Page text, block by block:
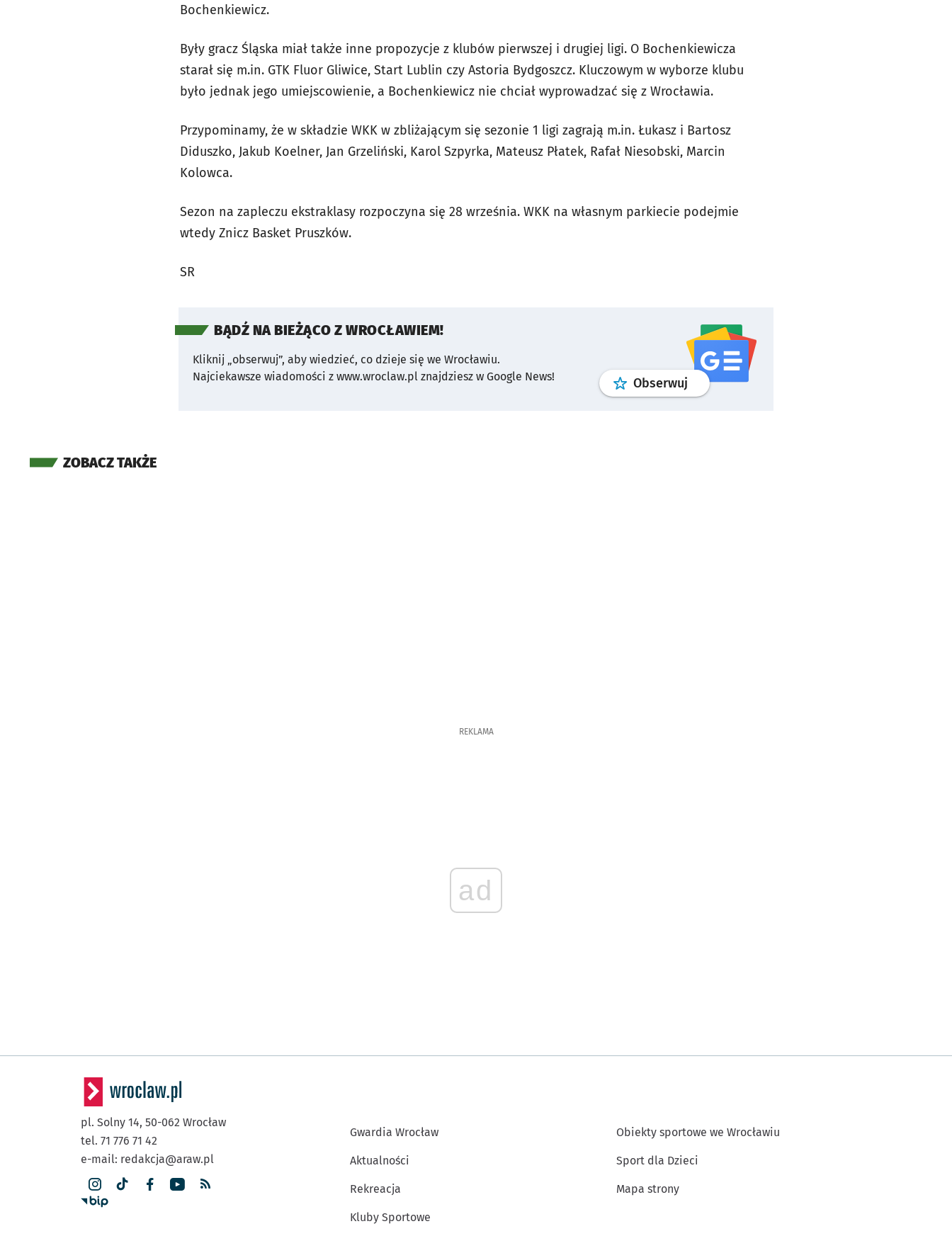
Bochenkiewicz.
Były gracz Śląska miał także inne propozycje z klubów pierwszej i drugiej ligi. O Bochenkiewicza
starał się m.in. GTK Fluor Gliwice, Start Lublin czy Astoria Bydgoszcz. Kluczowym w wyborze klubu
było jednak jego umiejscowienie, a Bochenkiewicz nie chciał wyprowadzać się z Wrocławia.
Przypominamy, że w składzie WKK w zbliżającym się sezonie 1 ligi zagrają m.in. Łukasz i Bartosz
Diduszko, Jakub Koelner, Jan Grzeliński, Karol Szpyrka, Mateusz Płatek, Rafał Niesobski, Marcin
Kolowca.
Sezon na zapleczu ekstraklasy rozpoczyna się 28 września. WKK na własnym parkiecie podejmie
wtedy Znicz Basket Pruszków.
SR
BĄDŹ NA BIEŻĄCO Z WROCŁAWIEM!
Kliknij „obserwuj”, aby wiedzieć, co dzieje się we Wrocławiu.
Najciekawsze wiadomości z www.wroclaw.pl znajdziesz w Google News!
Obserwuj profilgoogle news
ZOBACZ TAKŻE
REKLAMA
ad
pl. Solny 14, 50-062 Wrocław
tel. 71 776 71 42
e-mail: redakcja@araw.pl
Gwardia Wrocław
Aktualności
Rekreacja
Kluby Sportowe
Obiekty sportowe we Wrocławiu
Sport dla Dzieci
Mapa strony